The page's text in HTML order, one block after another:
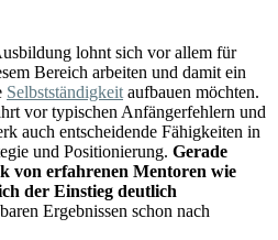
lohnt sich vor allem für
Bereich arbeiten und damit ein
Selbstständigkeit aufbauen möchten.
vor typischen Anfängerfehlern und
auch entscheidende Fähigkeiten in
und Positionierung. Gerade
von erfahrenen Mentoren wie
der Einstieg deutlich
Ergebnissen schon nach